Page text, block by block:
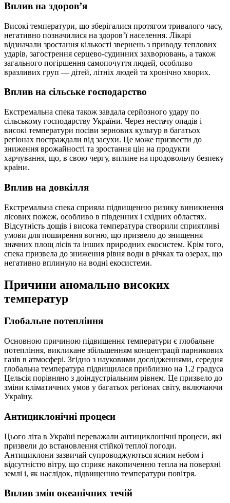
Вплив на здоров’я
Високі температури, що зберігалися протягом тривалого часу,
негативно позначилися на здоров’ї населення. Лікарі
відзначали зростання кількості звернень з приводу теплових
ударів, загострення серцево-судинних захворювань, а також
загального погіршення самопочуття людей, особливо
вразливих груп — дітей, літніх людей та хронічно хворих.
Вплив на сільське господарство
Екстремальна спека також завдала серйозного удару по
сільському господарству України. Через нестачу опадів і
високі температури посіви зернових культур в багатьох
регіонах постраждали від засухи. Це може призвести до
зниження врожайності та зростання цін на продукти
харчування, що, в свою чергу, вплине на продовольчу безпеку
країни.
Вплив на довкілля
Екстремальна спека сприяла підвищенню ризику виникнення
лісових пожеж, особливо в південних і східних областях.
Відсутність дощів і висока температура створили сприятливі
умови для поширення вогню, що призвело до знищення
значних площ лісів та інших природних екосистем. Крім того,
спека призвела до зниження рівня води в річках та озерах, що
негативно вплинуло на водні екосистеми.
Причини аномально високих
температур
Глобальне потепління
Основною причиною підвищення температури є глобальне
потепління, викликане збільшенням концентрації парникових
газів в атмосфері. Згідно з науковими дослідженнями, середня
глобальна температура підвищилася приблизно на 1,2 градуса
Цельсія порівняно з доіндустріальним рівнем. Це призвело до
зміни кліматичних умов у багатьох регіонах світу, включаючи
Україну.
Антициклонічні процеси
Цього літа в Україні переважали антициклонічні процеси, які
призвели до встановлення стійкої теплої погоди.
Антициклони зазвичай супроводжуються ясним небом і
відсутністю вітру, що сприяє накопиченню тепла на поверхні
землі і, як наслідок, підвищенню температури повітря.
Вплив змін океанічних течій